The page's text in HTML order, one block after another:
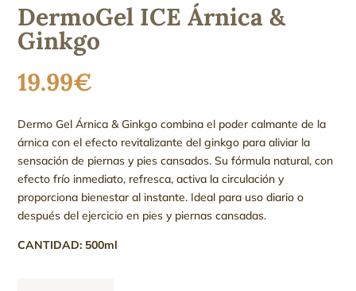
DermoGel ICE Árnica &
Ginkgo
19.99€
Dermo Gel Árnica & Ginkgo combina el poder calmante de la
árnica con el efecto revitalizante del ginkgo para aliviar la
sensación de piernas y pies cansados. Su fórmula natural, con
efecto frío inmediato, refresca, activa la circulación y
proporciona bienestar al instante. Ideal para uso diario o
después del ejercicio en pies y piernas cansadas.
CANTIDAD: 500ml